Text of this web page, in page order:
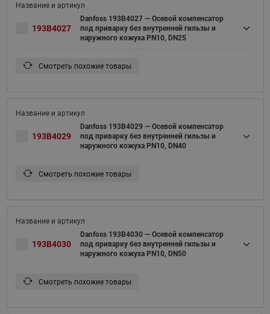
193B4027
Danfoss 193B4027 — Осевой компенсатор
под приварку без внутренней гильзы и
наружного кожуха PN10, DN25
Смотреть похожие товары
193B4029
Danfoss 193B4029 — Осевой компенсатор
под приварку без внутренней гильзы и
наружного кожуха PN10, DN40
Смотреть похожие товары
193B4030
Danfoss 193B4030 — Осевой компенсатор
под приварку без внутренней гильзы и
наружного кожуха PN10, DN50
Смотреть похожие товары